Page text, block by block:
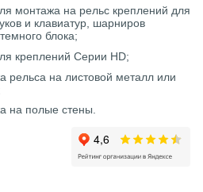
монтажа на рельс креплений для
и клавиатур, шарниров
блока;
креплений Серии HD;
рельса на листовой металл или
на полые стены.